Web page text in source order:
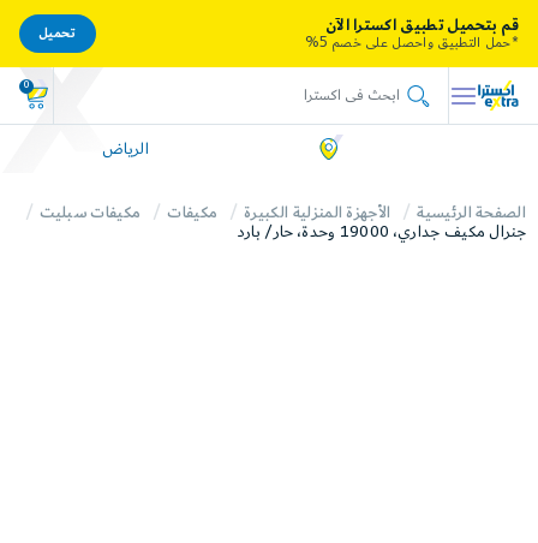
0
الرياض
الصفحة الرئيسية الأجهزة المنزلية الكبيرة مكيفات
مكيفات سبليت
جنرال مكيف جداري، 19000 وحدة، حار/ بارد
قم بتحميل تطبيق اكسترا الآن
*حمل التطبيق واحصل على خصم 5%
تحميل